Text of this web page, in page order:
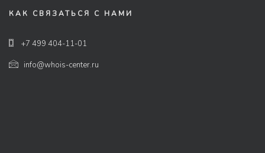
КАК СВЯЗАТЬСЯ С НАМИ
+7 499 404-11-01
info@whois-center.ru